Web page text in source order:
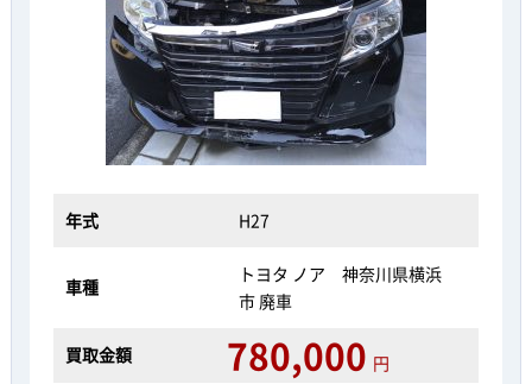
年式 H27
車種
トヨタ ノア 神奈川県横浜
市 廃車
買取金額 780,000 円